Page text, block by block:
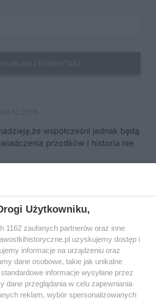
współcześni jednak będą
przodków i historia nie
| Autor publikacji |
hasła wykrzykiwane dziś na
osoby wycierające sobie twarz
brzmią przerażająco podobnie…
Użytkowniku,
1162 zaufanych partnerów oraz inne
uzyskujemy dostęp i
informacje na urządzeniu oraz
dane osobowe, takie jak unikalne
informacje wysyłane przez
dane przeglądania w celu zapewniania
reklam, wybór spersonalizowanych